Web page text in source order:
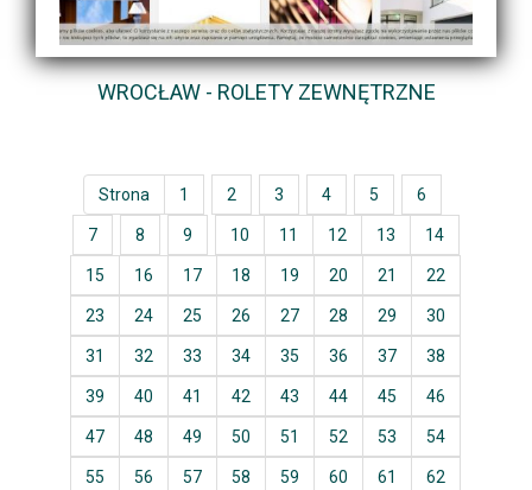
WROCŁAW - ROLETY ZEWNĘTRZNE
Strona 1 2 3 4 5 6
7 8 9 10 11 12 13 14
15 16 17 18 19 20 21 22
23 24 25 26 27 28 29 30
31 32 33 34 35 36 37 38
39 40 41 42 43 44 45 46
47 48 49 50 51 52 53 54
55 56 57 58 59 60 61 62